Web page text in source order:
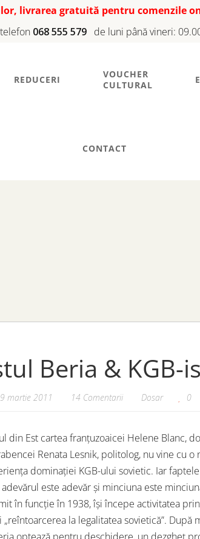
livrarea gratuită pentru comenzile
068 555 579 de luni până vineri:
REDUCERI
VOUCHER
CULTURAL
CONTACT
Beria &
9 martie 2011 14 Comentarii Dosar 0
din Est cartea franțuzoaicei Helene Blanc,
Renata Lesnik, politolog, nu vine cu
dominației KGB-ului sovietic. Iar
este adevăr și minciuna este
în funcție în 1938, își începe activitatea
„reîntoarcerea la legalitatea sovietică”.